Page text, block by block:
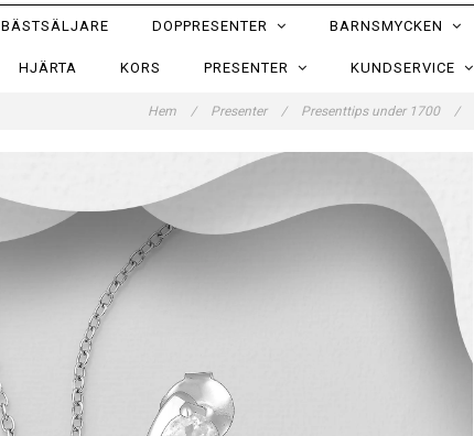
BÄSTSÄLJARE DOPPRESENTER BARNSMYCKEN
HJÄRTA KORS PRESENTER KUNDSERVICE
Hem / Presenter / Presenttips under 1700 /